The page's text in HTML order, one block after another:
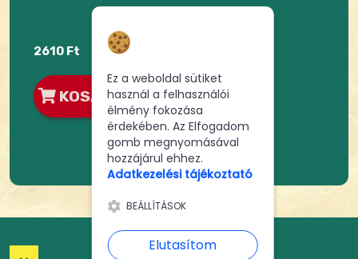
2610 Ft
KOSÁRBA
Ez a weboldal sütiket
használ a felhasználói
élmény fokozása
érdekében. Az Elfogadom
gomb megnyomásával
hozzájárul ehhez.
Adatkezelési tájékoztató
BEÁLLÍTÁSOK
Elutasítom